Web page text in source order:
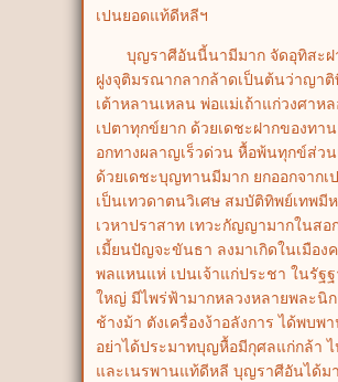
เปนยอดแท้ดีหลีฯ
บุญราศีอันนี้นามีมาก จัดอุทิสะฝ
ฝูงจุติมรณากลากล้าดเป็นต้นว่าญาติ
เต้าหลานเหลน พ่อแม่เถ้าแก่วงศาห
เปตาทุกข์ยาก ด้วยเดชะฝากของทา
อกทางผลาญเร็วด่วน หื้อพ้นทุกข์ส่ว
ด้วยเดชะบุญทานมีมาก ยกออกจากเ
เป็นเทวดาตนวิเศษ สมบัติทิพย์เทพมี
เวหาปราสาท เทวะกัญญามากในสอ
เมี้ยนปัญจะขันธา ลงมาเกิดในเมือง
พลแหนแห่ เปนเจ้าแก่ประชา ในรัฐฐ
ใหญ่ มีไพร่ฟ้ามากหลวงหลายพละนิก
ช้างม้า ตังเครื่องง้าอลังการ ได้พบพ
อย่าได้ประมาทบุญหื้อมีกุศลแก่กล้า
และเนรพานแท้ดีหลี บุญราศีอันได้ม